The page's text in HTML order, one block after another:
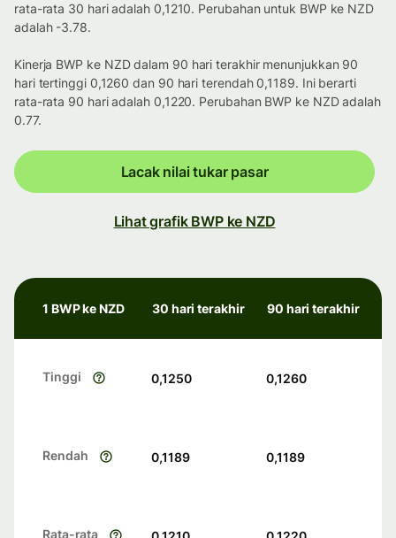
rata-rata 30 hari adalah 0,1210. Perubahan untuk BWP ke NZD
adalah -3.78.
Kinerja BWP ke NZD dalam 90 hari terakhir menunjukkan 90
hari tertinggi 0,1260 dan 90 hari terendah 0,1189. Ini berarti
rata-rata 90 hari adalah 0,1220. Perubahan BWP ke NZD adalah
0.77.
Lacak nilai tukar pasar
Lihat grafik BWP ke NZD
1 BWP ke NZD 30 hari terakhir 90 hari terakhir
Tinggi 0,1250 0,1260
Rendah 0,1189 0,1189
Rata-rata